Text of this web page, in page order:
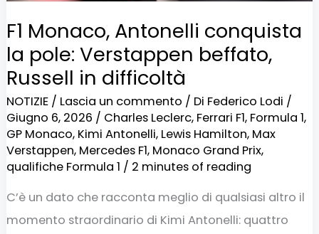
F1 Monaco, Antonelli conquista
la pole: Verstappen beffato,
Russell in difficoltà
NOTIZIE/ Lascia un commento / Di Federico Lodi /
Giugno 6, 2026 / Charles Leclerc, Ferrari F1, Formula 1,
GP Monaco, Kimi Antonelli, Lewis Hamilton, Max
Verstappen, Mercedes F1, Monaco Grand Prix,
qualifiche Formula 1 / 2 minutes of reading
C’è un dato che racconta meglio di qualsiasi altro il
momento straordinario di Kimi Antonelli: quattro
difficoltà